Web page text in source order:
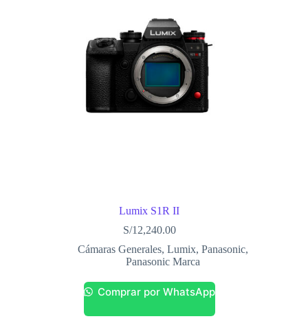
Lumix S1R II
S/12,240.00
Cámaras Generales,Lumix,Panasonic,
Panasonic Marca
Comprar por WhatsApp